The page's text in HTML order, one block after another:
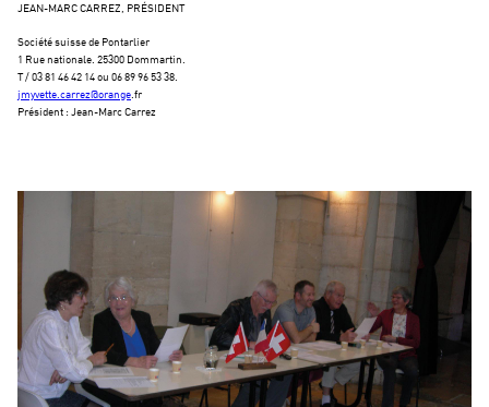
JEAN-MARC CARREZ, PRÉSIDENT
Société suisse de Pontarlier
1 Rue nationale. 25300 Dommartin.
T / 03 81 46 42 14 ou 06 89 96 53 38.
jmyvette.carrez@orange .fr
Président : Jean-Marc Carrez